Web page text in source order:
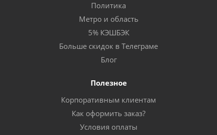
Политика
Метро и область
5% КЭШБЭК
Больше скидок в Телеграме
Блог
Полезное
Корпоративным клиентам
Как оформить заказ?
Условия оплаты